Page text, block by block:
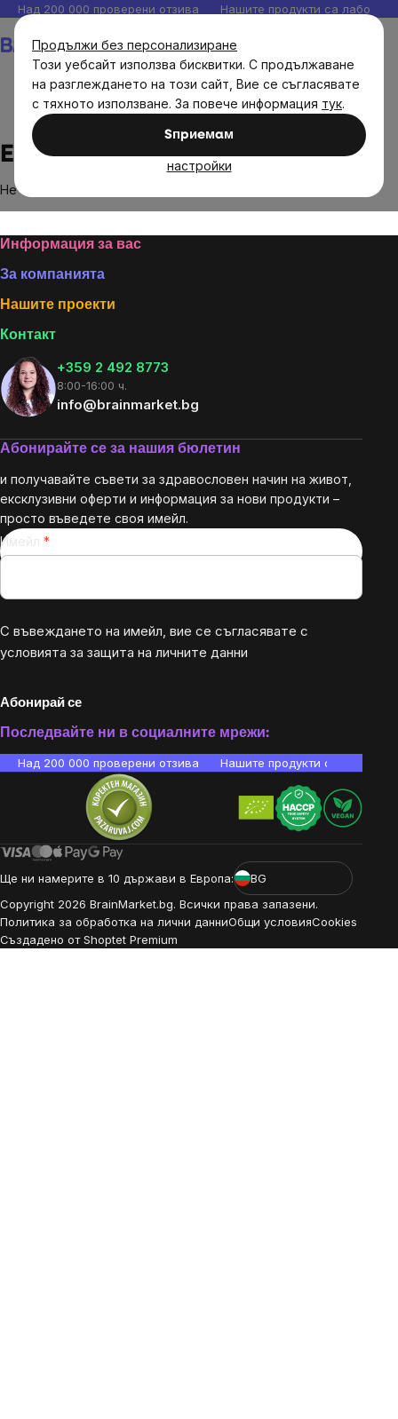
Продължи без персонализиране
Този уебсайт използва бисквитки. С продължаване
на разглеждането на този сайт, Вие се съгласявате
с тяхното използване. За повече информация тук.
Sпpиeмaм
настройки
Прескочи
към
съдържанието
Над 200 000 проверени отзива Нашите продукти са
Eco Cosmetics
Eco Cosmetics
Не са намерени стоки на марката
Footer
Информация за вас
За компанията
Нашите проекти
Контакт
+359 2 492 8773
8:00-16:00 ч.
info@brainmarket.bg
Абонирайте се за нашия бюлетин
и получавайте съвети за здравословен начин на живот,
ексклузивни оферти и информация за нови продукти –
просто въведете своя имейл.
Имейл
С въвеждането на имейл, вие се съгласявате с
условията за защита на личните данни
Абонирай се
Последвайте ни в социалните мрежи:
Над 200 000 проверени отзива Нашите продукти са
Ще ни намерите в 10 държави в Европа:
BG
Copyright 2026 BrainMarket.bg. Всички права запазени.
Политика за обработка на лични данниОбщи условияCookies
Създадено от Shoptet Premium